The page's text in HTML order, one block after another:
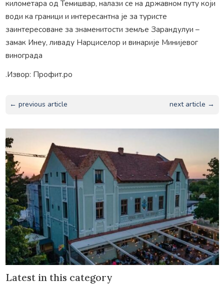
километара од Темишвар, налази се на државном путу који
води ка граници и интересантна је за туристе
заинтересоване за знаменитости земље Зарандулуи –
замак Инеу, ливаду Нарциселор и винарије Минијевог
винограда
.Извор: Профит.ро
← previous article next article →
Latest in this category